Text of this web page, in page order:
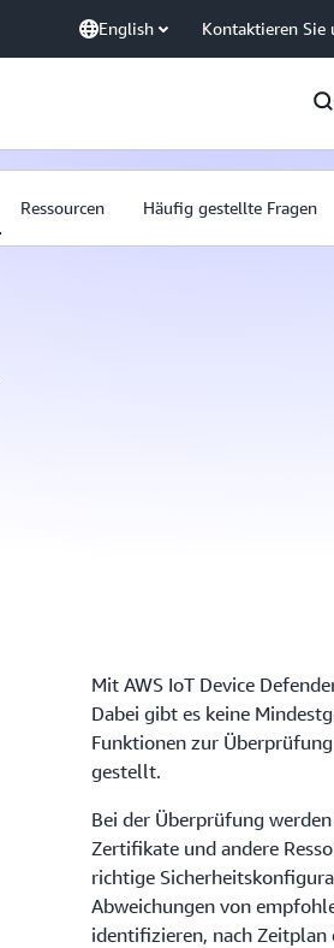
English Kontaktieren Sie
Ressourcen Häufig gestellte Fragen
Mit AWS IoT Device
Dabei gibt es keine
Funktionen zur
gestellt.
Bei der Überprüfung
Zertifikate und andere
richtige
Abweichungen von
identifizieren, nach Zeitplan